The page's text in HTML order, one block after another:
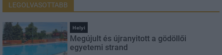
LEGOLVASOTTABB
Helyi
Megújult és újranyitott a gödöllői
egyetemi strand